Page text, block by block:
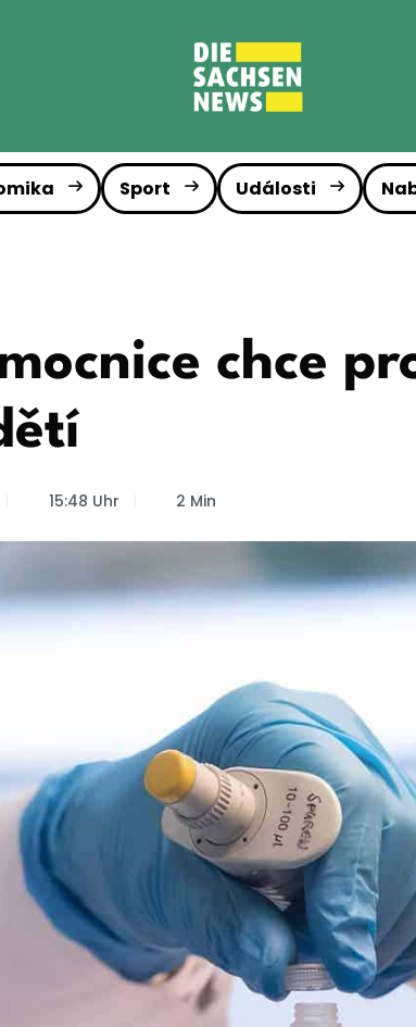
Sport Události
chce
15:48 Uhr 2 Min